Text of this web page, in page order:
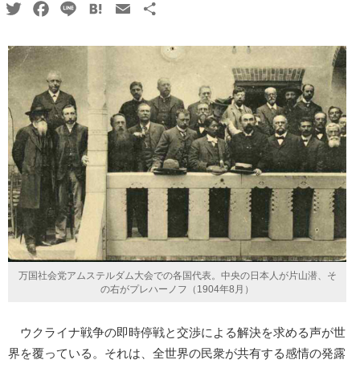
TwitterFacebook
Line HatenaEmail
万国社会党アムステルダム大会での各国代表。中央の日本人が片山潜、そ
の右がプレハーノフ（1904年8月）
ウクライナ戦争の即時停戦と交渉による解決を求める声が世
界を覆っている。それは、全世界の民衆が共有する感情の発露